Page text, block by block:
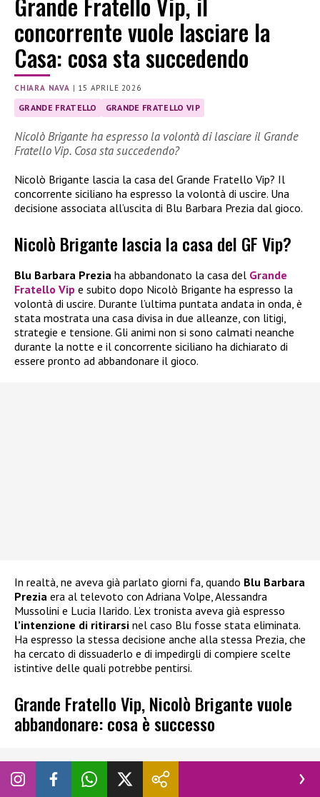
concorrente vuole lasciare la
Casa: cosa sta succedendo
CHIARA NAVA | 15 APRILE 2026
GRANDE FRATELLO GRANDE FRATELLO VIP
Nicolò Brigante ha espresso la volontà di lasciare il Grande
Fratello Vip. Cosa sta succedendo?
Nicolò Brigante lascia la casa del Grande Fratello Vip? Il
concorrente siciliano ha espresso la volontà di uscire. Una
decisione associata all’uscita di Blu Barbara Prezia dal gioco.
Nicolò Brigante lascia la casa del GF Vip?
Blu Barbara Prezia ha abbandonato la casa del Grande
Fratello Vip e subito dopo Nicolò Brigante ha espresso la
volontà di uscire. Durante l’ultima puntata andata in onda, è
stata mostrata una casa divisa in due alleanze, con litigi,
strategie e tensione. Gli animi non si sono calmati neanche
durante la notte e il concorrente siciliano ha dichiarato di
essere pronto ad abbandonare il gioco.
In realtà, ne aveva già parlato giorni fa, quando Blu Barbara
Prezia era al televoto con Adriana Volpe, Alessandra
Mussolini e Lucia Ilarido. L’ex tronista aveva già espresso
l’intenzione di ritirarsi nel caso Blu fosse stata eliminata.
Ha espresso la stessa decisione anche alla stessa Prezia, che
ha cercato di dissuaderlo e di impedirgli di compiere scelte
istintive delle quali potrebbe pentirsi.
Grande Fratello Vip, Nicolò Brigante vuole
abbandonare: cosa è successo